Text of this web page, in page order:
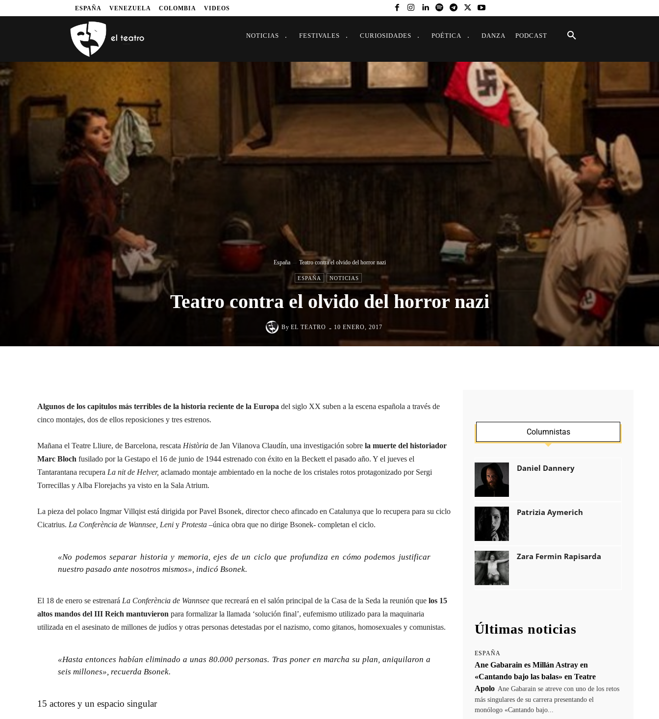
ESPAÑA VENEZUELA COLOMBIA VIDEOS
NOTICIAS FESTIVALES CURIOSIDADES POÉTICA DANZA PODCAST
España Teatro contra el olvido del horror nazi
ESPAÑA NOTICIAS
Teatro contra el olvido del horror nazi
By EL TEATRO - 10 ENERO, 2017
Algunos de los capitulos más terribles de la historia reciente de la Europa del siglo XX suben a la escena española a través de
cinco montajes, dos de ellos reposiciones y tres estrenos.
Mañana el Teatre Lliure, de Barcelona, rescata Història de Jan Vilanova Claudín, una investigación sobre la muerte del historiador
Marc Bloch fusilado por la Gestapo el 16 de junio de 1944 estrenado con éxito en la Beckett el pasado año. Y el jueves el
Tantarantana recupera La nit de Helver, aclamado montaje ambientado en la noche de los cristales rotos protagonizado por Sergi
Torrecillas y Alba Florejachs ya visto en la Sala Atrium.
La pieza del polaco Ingmar Villqist está dirigida por Pavel Bsonek, director checo afincado en Catalunya que lo recupera para su ciclo
Cicatrius. La Conferència de Wannsee, Leni y Protesta –única obra que no dirige Bsonek- completan el ciclo.
«No podemos separar historia y memoria, ejes de un ciclo que profundiza en cómo podemos justificar
nuestro pasado ante nosotros mismos», indicó Bsonek.
El 18 de enero se estrenará La Conferència de Wannsee que recreará en el salón principal de la Casa de la Seda la reunión que los 15
altos mandos del III Reich mantuvieron para formalizar la llamada ‘solución final’, eufemismo utilizado para la maquinaria
utilizada en el asesinato de millones de judíos y otras personas detestadas por el nazismo, como gitanos, homosexuales y comunistas.
«Hasta entonces habían eliminado a unas 80.000 personas. Tras poner en marcha su plan, aniquilaron a
seis millones», recuerda Bsonek.
15 actores y un espacio singular
Columnistas
Daniel Dannery
Patrizia Aymerich
Zara Fermin Rapisarda
Últimas noticias
ESPAÑA
Ane Gabarain es Millán Astray en
«Cantando bajo las balas» en Teatre
Apolo Ane Gabarain se atreve con uno de los retos
más singulares de su carrera presentando el
monólogo «Cantando bajo...